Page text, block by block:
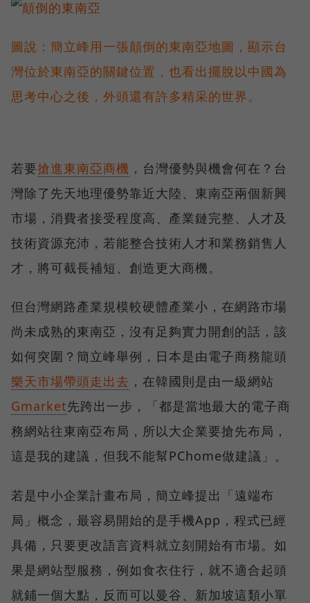
圖說：簡立峰用一張顛倒的東南亞地圖，顯示台
灣位於東南亞的關鍵位置，也看出擺脫以中國為
思考中心之後，外頭還有許多精采的世界。
若要搶進東南亞商機 ，台灣優勢與機會何在？台
灣除了先天地理優勢靠近大陸、東南亞兩個新興
市場，消費者接受程度高、產業鏈完整、人才及
技術資源充沛，若能整合技術人才和業務銷售人
才，將可截長補短、創造更大商機。
但台灣網路產業規模較硬體產業小，在網路市場
尚未成熟的東南亞，沒有足夠實力開創的話，該
如何突圍？簡立峰舉例，日本是由電子商務龍頭
樂天市場帶頭走出去 ，在韓國則是由一級網站
Gmarket先跨出一步，「都是當地最大的電子商
務網站往東南亞布局，所以大企業要搶先布局，
這是我的建議，但我不能幫PChome做建議」。
若是中小企業計畫布局，簡立峰提出「遠端布
局」概念，最容易開始的是手機App，程式已經
具備，只要更改語言資料就立刻開始有市場。如
果是網站型服務，例如食衣住行，就不適合起頭
就鋪一個大點，反而可以曼谷、新加坡這類小單